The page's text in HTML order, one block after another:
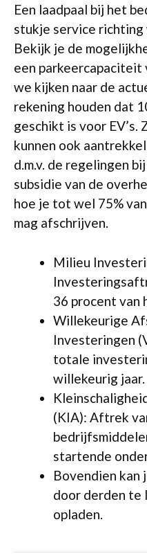
Een laadpaal bij het
stukje service richting
Bekijk je de
een parkeercapaciteit
we kijken naar de
rekening houden dat
geschikt is voor EV’s.
kunnen ook
d.m.v. de regelingen
subsidie van de
hoe je tot wel 75%
mag afschrijven.
Milieu
36 procent van
Willekeurige
Investeringen
totale
willekeurig jaar.
(KIA): Aftrek
startende
Bovendien kan
door derden te
opladen.